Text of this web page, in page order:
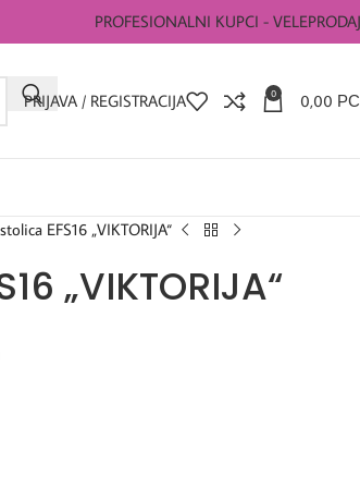
PROFESIONALNI KUPCI -
PRIJAVA / REGISTRACIJA 0 0,00
EFS16 „VIKTORIJA“
„VIKTORIJA“